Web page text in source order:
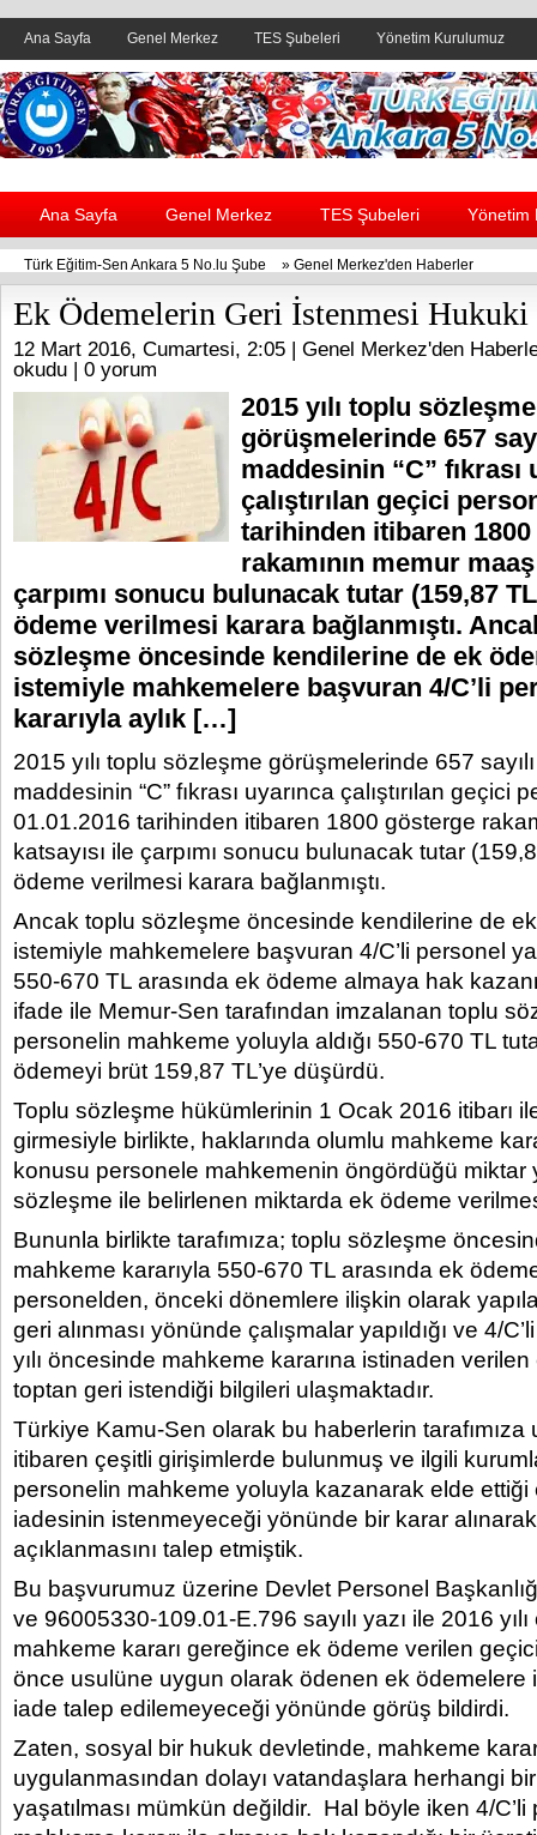
Ana Sayfa Genel Merkez TES Şubeleri Yönetim Kurulumuz
Header yanı reklam alanı
Ana Sayfa Genel Merkez TES Şubeleri Yönetim
Türk Eğitim-Sen Ankara 5 No.lu Şube » Genel Merkez'den Haberler
Ek Ödemelerin Geri İstenmesi
12 Mart 2016, Cumartesi, 2:05 | Genel Merkez'den
okudu | 0 yorum
2015 yılı toplu sözleşme
görüşmelerinde 657
maddesinin “C” fıkrası
çalıştırılan geçici
tarihinden itibaren
rakamının memur
çarpımı sonucu bulunacak tutar (159,87
ödeme verilmesi karara bağlanmıştı.
sözleşme öncesinde kendilerine de ek
istemiyle mahkemelere başvuran 4/C’li
kararıyla aylık […]
2015 yılı toplu sözleşme görüşmelerinde 657
maddesinin “C” fıkrası uyarınca çalıştırılan geçici
01.01.2016 tarihinden itibaren 1800 gösterge
katsayısı ile çarpımı sonucu bulunacak tutar
ödeme verilmesi karara bağlanmıştı.
Ancak toplu sözleşme öncesinde kendilerine de
istemiyle mahkemelere başvuran 4/C’li personel
550-670 TL arasında ek ödeme almaya hak
ifade ile Memur-Sen tarafından imzalanan toplu
personelin mahkeme yoluyla aldığı 550-670 TL
ödemeyi brüt 159,87 TL’ye düşürdü.
Toplu sözleşme hükümlerinin 1 Ocak 2016 itibarı
girmesiyle birlikte, haklarında olumlu mahkeme
konusu personele mahkemenin öngördüğü miktar
sözleşme ile belirlenen miktarda ek ödeme
Bununla birlikte tarafımıza; toplu sözleşme
mahkeme kararıyla 550-670 TL arasında ek
personelden, önceki dönemlere ilişkin olarak
geri alınması yönünde çalışmalar yapıldığı ve 4/
yılı öncesinde mahkeme kararına istinaden
toptan geri istendiği bilgileri ulaşmaktadır.
Türkiye Kamu-Sen olarak bu haberlerin tarafımıza
itibaren çeşitli girişimlerde bulunmuş ve ilgili
personelin mahkeme yoluyla kazanarak elde ettiği
iadesinin istenmeyeceği yönünde bir karar
açıklanmasını talep etmiştik.
Bu başvurumuz üzerine Devlet Personel
ve 96005330-109.01-E.796 sayılı yazı ile 2016
mahkeme kararı gereğince ek ödeme verilen
önce usulüne uygun olarak ödenen ek ödemelere
iade talep edilemeyeceği yönünde görüş bildirdi.
Zaten, sosyal bir hukuk devletinde, mahkeme
uygulanmasından dolayı vatandaşlara herhangi
yaşatılması mümkün değildir. Hal böyle iken 4/